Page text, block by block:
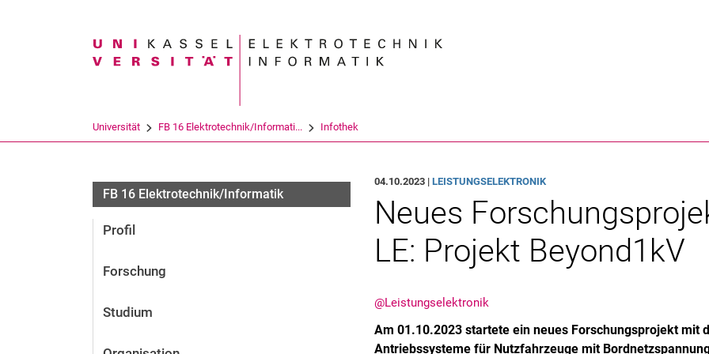
Suchbegriff
Universität FB 16 Elektrotechnik/Informati... Infothek
FB 16 Elektrotechnik/Informatik
Profil
Forschung
Studium
04.10.2023 |LEISTUNGSELEKTRONIK
Neues
LE: Projekt Beyond1kV
@Leistungselektronik
Am 01.10.2023 startete ein neues Forschungsprojekt mit
Antriebssysteme für Nutzfahrzeuge mit